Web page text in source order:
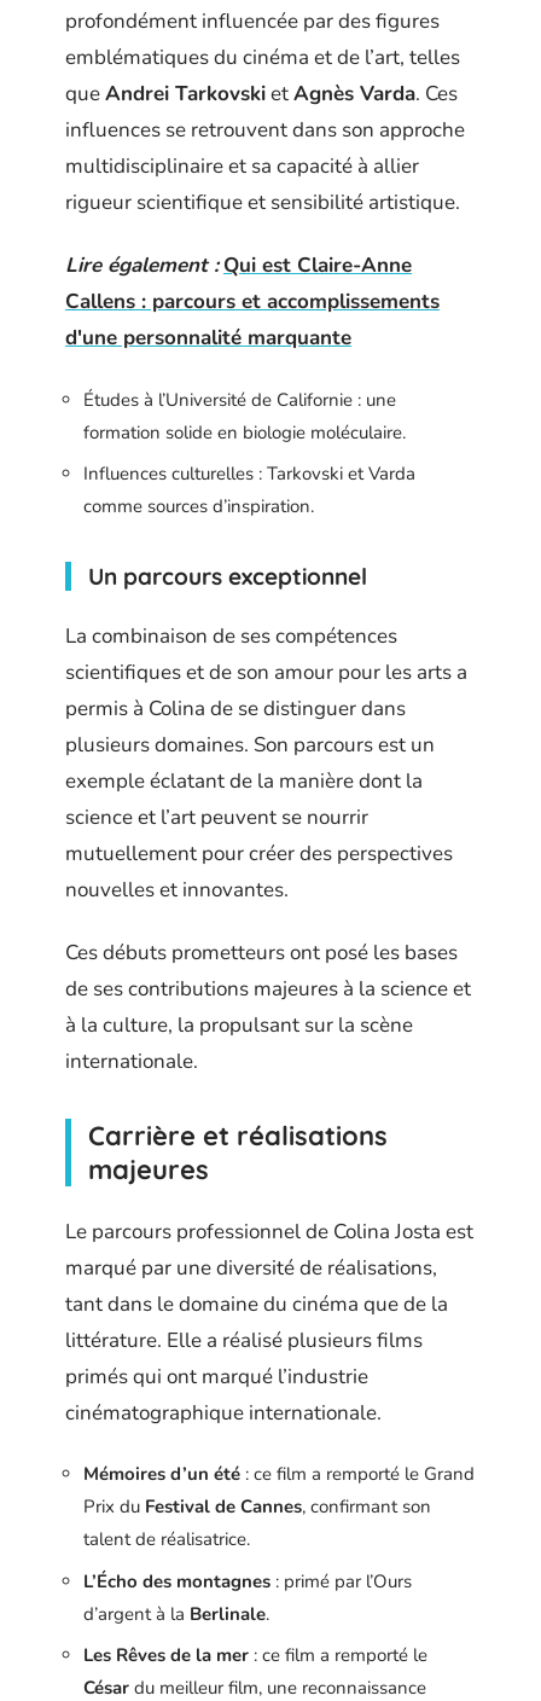
profondément influencée par des figures
emblématiques du cinéma et de l’art, telles
queAndrei TarkovskietAgnès Varda. Ces
influences se retrouvent dans son approche
multidisciplinaire et sa capacité à allier
rigueur scientifique et sensibilité artistique.
Lire également : Qui est Claire-Anne
Callens : parcours et accomplissements
d'une personnalité marquante
Études à l’Université de Californie : une
formation solide en biologie moléculaire.
Influences culturelles : Tarkovski et Varda
comme sources d’inspiration.
Un parcours exceptionnel
La combinaison de ses compétences
scientifiques et de son amour pour les arts a
permis à Colina de se distinguer dans
plusieurs domaines. Son parcours est un
exemple éclatant de la manière dont la
science et l’art peuvent se nourrir
mutuellement pour créer des perspectives
nouvelles et innovantes.
Ces débuts prometteurs ont posé les bases
de ses contributions majeures à la science et
à la culture, la propulsant sur la scène
internationale.
Carrière et réalisations
majeures
Le parcours professionnel de Colina Josta est
marqué par une diversité de réalisations,
tant dans le domaine du cinéma que de la
littérature. Elle a réalisé plusieurs films
primés qui ont marqué l’industrie
cinématographique internationale.
Mémoires d’un été : ce film a remporté le Grand
Prix du Festival de Cannes, confirmant son
talent de réalisatrice.
L’Écho des montagnes : primé par l’Ours
d’argent à la Berlinale.
Les Rêves de la mer : ce film a remporté le
César du meilleur film, une reconnaissance